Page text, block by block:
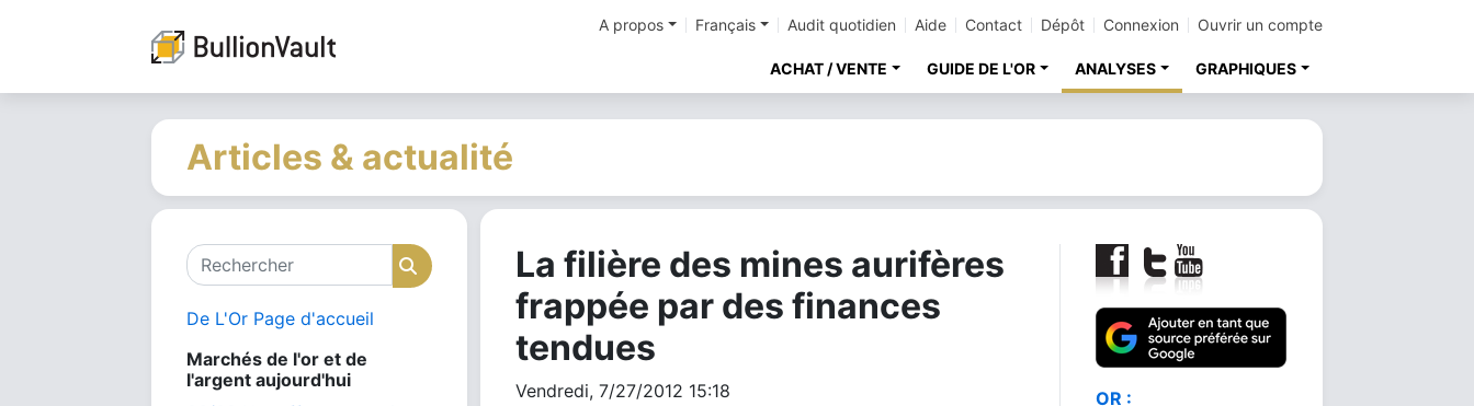
A propos Français Audit quotidien Aide Contact Dépôt Connexion Ouvrir un compte
ACHAT / VENTE GUIDE DE L'OR ANALYSES GRAPHIQUES
Articles & actualité
Rechercher Rechercher
De L'Or Page d'accueil
Marchés de l'or et de
l'argent aujourd'hui
La filière des mines aurifères
frappée par des finances
tendues
Vendredi, 7/27/2012 15:18
Comment acheter